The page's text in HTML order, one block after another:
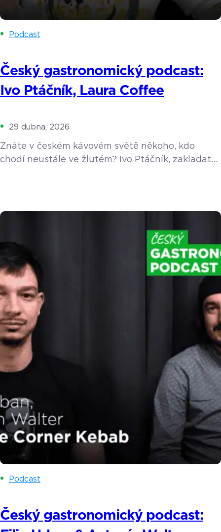
Podcast
Český gastronomický podcast:
Ivo Ptáčník, Laura Coffee
29 dubna, 2026
Znáte v českém kávovém světě někoho, kdo
chodí neustále ve žlutém? Ivo Ptáčník, zakladatel
k životu. V nové epizodě podcastu nás Ivo vzal na
kávovar La Marzocco a jako nadšenec poučoval
Podcast
Český gastronomický podcast: